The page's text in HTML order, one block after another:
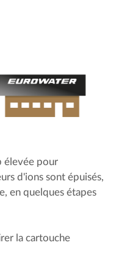
élevée pour
d'ions sont épuisés,
en quelques étapes
la cartouche